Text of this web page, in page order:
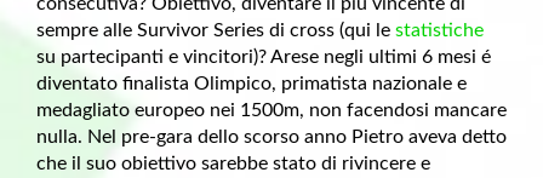
sempre alle Survivor Series di cross (qui le statistiche
su partecipanti e vincitori)? Arese negli ultimi 6 mesi é
diventato finalista Olimpico, primatista nazionale e
medagliato europeo nei 1500m, non facendosi mancare
nulla. Nel pre-gara dello scorso anno Pietro aveva detto
che il suo obiettivo sarebbe stato di rivincere e